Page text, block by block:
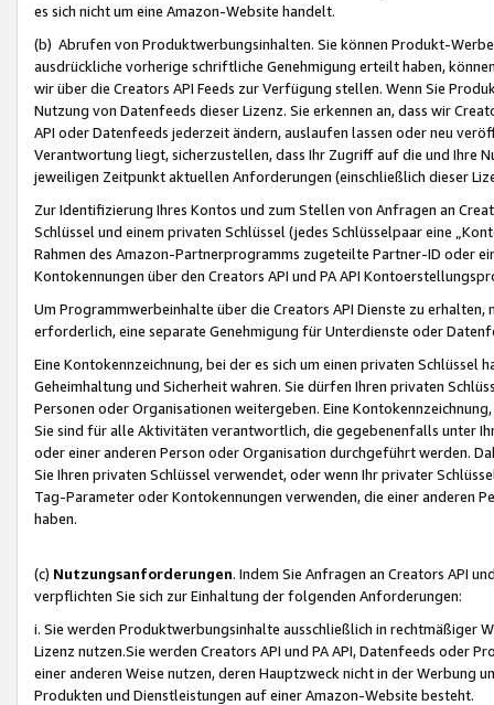
es sich nicht um eine Amazon-Website handelt.
(b) Abrufen von Produktwerbungsinhalten. Sie können Produkt-
ausdrückliche vorherige schriftliche Genehmigung erteilt haben,
wir über die Creators API Feeds zur Verfügung stellen. Wenn Sie
Nutzung von Datenfeeds dieser Lizenz. Sie erkennen an, dass wir
API oder Datenfeeds jederzeit ändern, auslaufen lassen oder neu
Verantwortung liegt, sicherzustellen, dass Ihr Zugriff auf die und Ihre
jeweiligen Zeitpunkt aktuellen Anforderungen (einschließlich dieser
Zur Identifizierung Ihres Kontos und zum Stellen von Anfragen an
Schlüssel und einem privaten Schlüssel (jedes Schlüsselpaar eine
Rahmen des Amazon-Partnerprogramms zugeteilte Partner-ID oder
Kontokennungen über den Creators API und PA API
Um Programmwerbeinhalte über die Creators API Dienste zu
erforderlich, eine separate Genehmigung für Unterdienste oder
Eine Kontokennzeichnung, bei der es sich um einen privaten
Geheimhaltung und Sicherheit wahren. Sie dürfen Ihren privaten
Personen oder Organisationen weitergeben. Eine
Sie sind für alle Aktivitäten verantwortlich, die gegebenenfalls unter
oder einer anderen Person oder Organisation durchgeführt werden.
Sie Ihren privaten Schlüssel verwendet, oder wenn Ihr privater
Tag-Parameter oder Kontokennungen verwenden, die einer anderen
haben.
(c) Nutzungsanforderungen. Indem Sie Anfragen an Creators API
verpflichten Sie sich zur Einhaltung der folgenden Anforderungen:
i. Sie werden Produktwerbungsinhalte ausschließlich in rechtmäßiger
Lizenz nutzen.Sie werden Creators API und PA API, Datenfeeds oder
einer anderen Weise nutzen, deren Hauptzweck nicht in der Werbung
Produkten und Dienstleistungen auf einer Amazon-Website besteht.